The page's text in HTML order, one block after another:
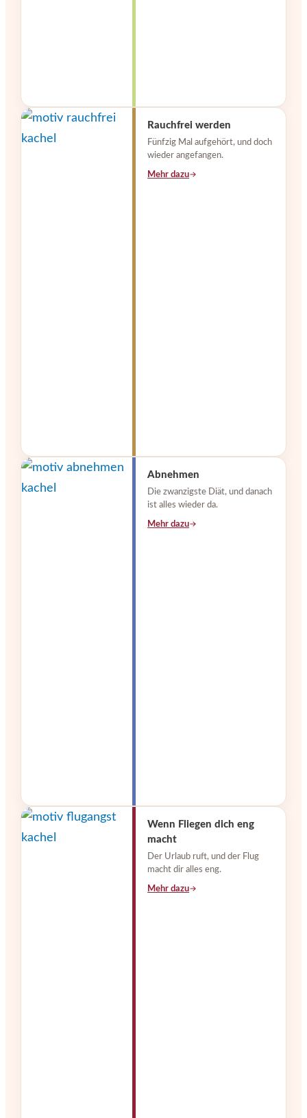
Rauchfrei werden
Fünfzig Mal aufgehört, und doch
wieder angefangen.
Mehr dazu
Abnehmen
Die zwanzigste Diät, und danach
ist alles wieder da.
Mehr dazu
Wenn Fliegen dich eng
macht
Der Urlaub ruft, und der Flug
macht dir alles eng.
Mehr dazu